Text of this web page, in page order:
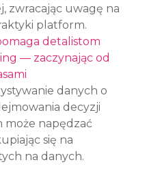
zwracając uwagę na
platform.
detalistom
— zaczynając od
danych o
decyzji
napędzać
się na
na danych.